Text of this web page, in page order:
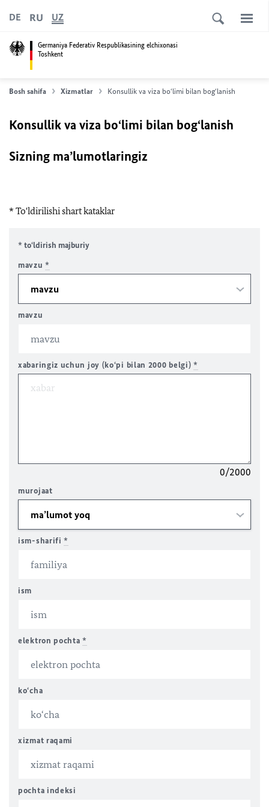
Germaniya Federativ Respublikasining elchixonasi
Toshkent
DE RU UZ
Bosh sahifa Xizmatlar Konsullik va viza bo‘limi bilan bog‘lanish
Konsullik va viza bo‘limi bilan bog‘lanish
Sizning ma’lumotlaringiz
* To'ldirilishi shart kataklar
* to‘ldirish majburiy
mavzu*
mavzu
xabaringiz uchun joy (ko‘pi bilan 2000 belgi)*
0/2000
murojaat
ism-sharifi*
ism
elektron pochta*
ko‘cha
xizmat raqami
pochta indеksi